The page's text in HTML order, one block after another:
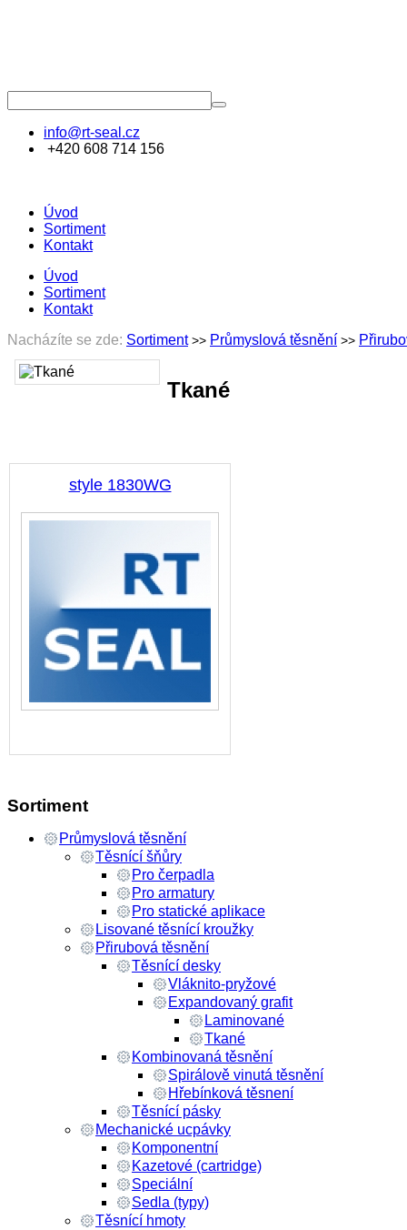
info@rt-seal.cz
+420 608 714 156
Úvod
Sortiment
Kontakt
Úvod
Sortiment
Kontakt
Nacházíte se zde: Sortiment >> Průmyslová těsnění >>
Tkané
style 1830WG
Sortiment
Průmyslová těsnění
Těsnící šňůry
Pro čerpadla
Pro armatury
Pro statické aplikace
Lisované těsnící kroužky
Přirubová těsnění
Těsnící desky
Vláknito-pryžové
Expandovaný grafit
Laminované
Tkané
Kombinovaná těsnění
Spirálově vinutá těsnění
Hřebínková těsnení
Těsnící pásky
Mechanické ucpávky
Komponentní
Kazetové (cartridge)
Speciální
Sedla (typy)
Těsnící hmoty